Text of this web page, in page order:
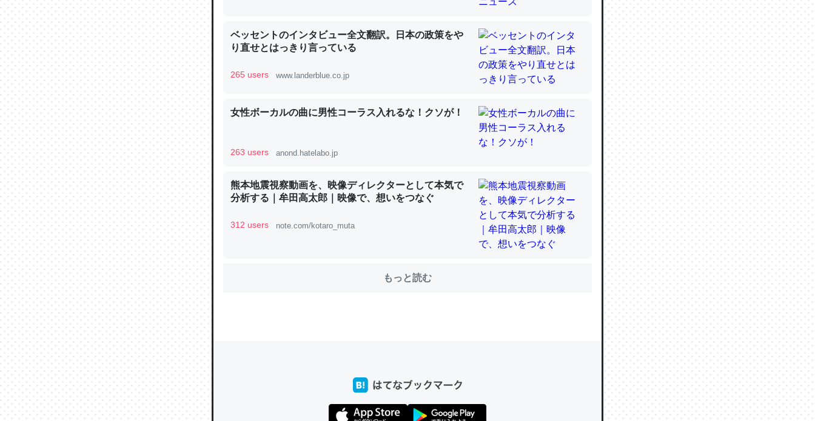
類だと殻を無くしてナメクジになったり努力してるし。
─ニュース :: 【研究発表】昆虫学の大問題＝「昆虫はなぜ海にいないのか」に関する新仮説
ウチもEchoを実家に置いて４年。でたまに覗いてる。ぼちぼちRingも置こうかと画策
中。あと、Googleマップで位置情報を共有してる。電池残量や充電中かが分かるのでこ
れ見て生きてるなって分かる。
─たまにLINEするくらいだった遠方の父67歳と僕。ITツール導入でコミュニケーションが劇的に変化し
─たまにLINEするくらいだった遠方の父67歳と僕。ITツール導入でコミュニケーションが劇的に変化し
ベッセントのインタビュー全文翻訳。日本の政策をや
り直せとはっきり言っている
265 users www.landerblue.co.jp
女性ボーカルの曲に男性コーラス入れるな！クソが！
263 users anond.hatelabo.jp
熊本地震視察動画を、映像ディレクターとして本気で
分析する｜牟田高太郎｜映像で、想いをつなぐ
312 users note.com/kotaro_muta
もっと読む